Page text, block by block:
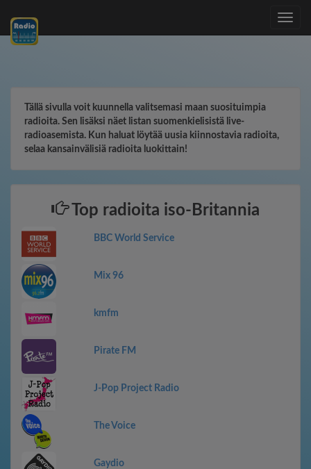
Toggle
Tällä sivulla voit kuunnella valitsemasi maan suosituimpia
radioita. Sen lisäksi näet listan suomenkielisistä live-
radioasemista. Kun haluat löytää uusia kiinnostavia radioita,
selaa kansainvälisiä radioita luokittain!
Top radioita iso-Britannia
BBC World Service
Mix 96
kmfm
Pirate FM
J-Pop Project Radio
The Voice
Gaydio